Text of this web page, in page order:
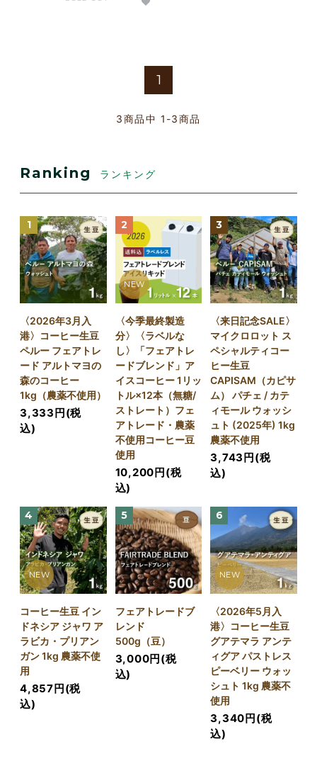
1
3商品中 1-3商品
Ranking ランキング
1
〈2026年3月入
港〉コーヒー生豆
ペルー フェアトレ
ード アルトマヨの
森のコーヒー
1kg（農薬不使用）
3,333円(税
込)
2
NEW
〈今季最終製造
分〉〈ラベルな
し〉「フェアトレ
ードブレンド」ア
イスコーヒー 1リッ
トル×12本（無糖/
ストレート）フェ
アトレード・農薬
不使用コーヒー豆
使用
10,200円(税
込)
3
〈来日記念SALE〉
マイクロロット ス
ペシャルティコー
ヒー生豆
CAPISAM（カピサ
ム） パチェ / カテ
ィモール ウォッシ
ュト (2025年) 1kg
農薬不使用
3,743円(税
込)
4
NEW
コーヒー生豆 イン
ドネシア ジャワ ア
ラビカ・プリアン
ガン 1kg 農薬不使
用
4,857円(税
込)
5
フェアトレードブ
レンド
500g（豆）
3,000円(税
込)
6
NEW
〈2026年5月入
港〉コーヒー生豆
グアテマラ アンテ
ィグア パストレス
ピーベリー ウォッ
シュト 1kg 農薬不
使用
3,340円(税
込)